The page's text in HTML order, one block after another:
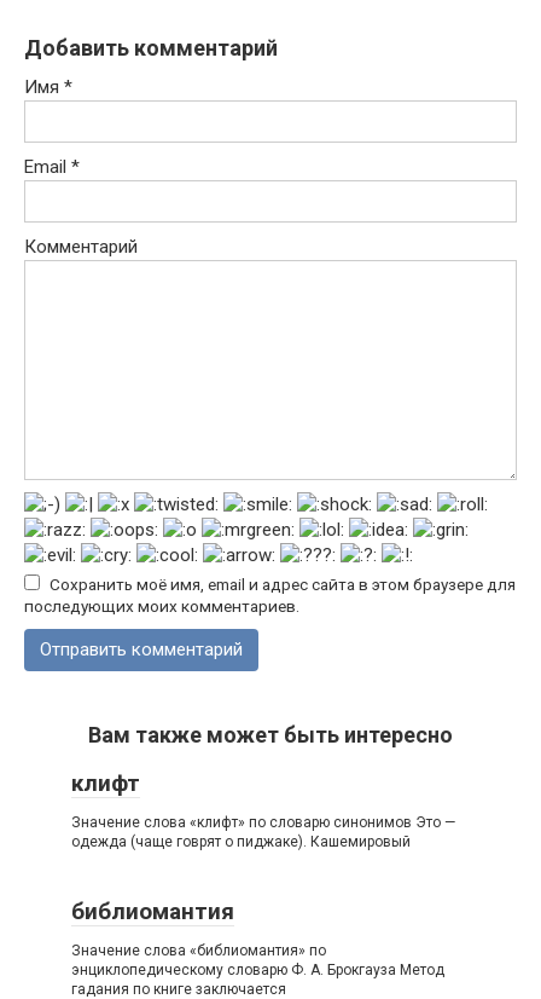
Добавить комментарий
Имя *
Email *
Комментарий
Сохранить моё имя, email и адрес сайта в этом браузере для
последующих моих комментариев.
Вам также может быть интересно
клифт
Значение слова «клифт» по словарю синонимов Это —
одежда (чаще говрят о пиджаке). Кашемировый
библиомантия
Значение слова «библиомантия» по
энциклопедическому словарю Ф. А. Брокгауза Метод
гадания по книге заключается